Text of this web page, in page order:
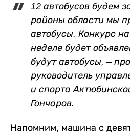
12 автобусов будем
районы области мы
автобусы. Конкурс
неделе будет
будут автобусы, –
руководитель
и спорта
Гончаров.
Напомним, машина с